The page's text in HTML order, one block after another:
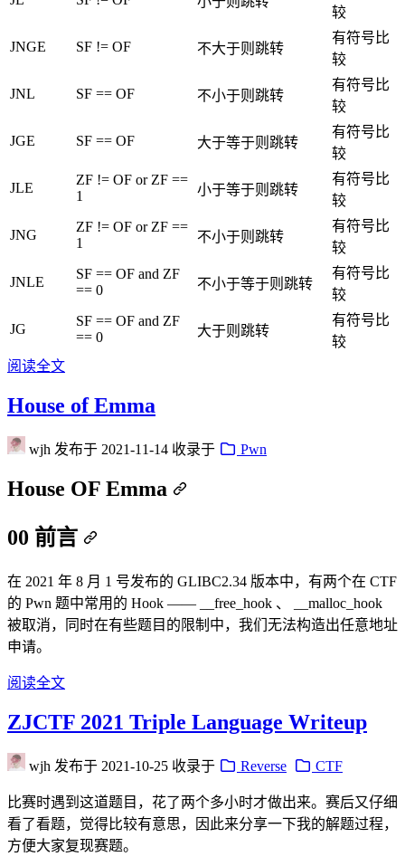
较
JNGE SF != OF 不大于则跳转
有符号比
较
JNL SF == OF 不小于则跳转
有符号比
较
JGE SF == OF 大于等于则跳转
有符号比
较
JLE
ZF != OF or ZF ==
1
小于等于则跳转
有符号比
较
JNG
ZF != OF or ZF ==
1
不小于则跳转
有符号比
较
JNLE
SF == OF and ZF
== 0
不小于等于则跳转
有符号比
较
JG
SF == OF and ZF
== 0
大于则跳转
有符号比
较
阅读全文
House of Emma
wjh 发布于 2021-11-14 收录于 Pwn
House OF Emma
00 前言
在 2021 年 8 月 1 号发布的 GLIBC2.34 版本中，有两个在 CTF
的 Pwn 题中常用的 Hook —— __free_hook 、 __malloc_hook
被取消，同时在有些题目的限制中，我们无法构造出任意地址
申请。
阅读全文
ZJCTF 2021 Triple Language Writeup
wjh 发布于 2021-10-25 收录于 Reverse CTF
比赛时遇到这道题目，花了两个多小时才做出来。赛后又仔细
看了看题，觉得比较有意思，因此来分享一下我的解题过程，
方便大家复现赛题。